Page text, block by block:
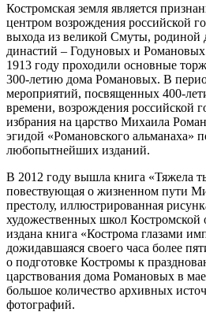
Костромская земля является
центром возрождения российской
выхода из великой Смуты, родиной
династий – Годуновых и
1913 году проходили основные
300-летию дома Романовых. В
мероприятий, посвященных 400-
времени, возрождения российской
избрания на царство Михаила
эгидой «Романовского альманаха»
любопытнейших изданий.
В 2012 году вышла книга «Тяжела
повествующая о жизненном пути
престолу, иллюстрированная
художественных школ Костромской
издана книга «Кострома глазами
дожидавшаяся своего часа более
о подготовке Костромы к
царствования дома Романовых в
большое количество архивных
фотографий.